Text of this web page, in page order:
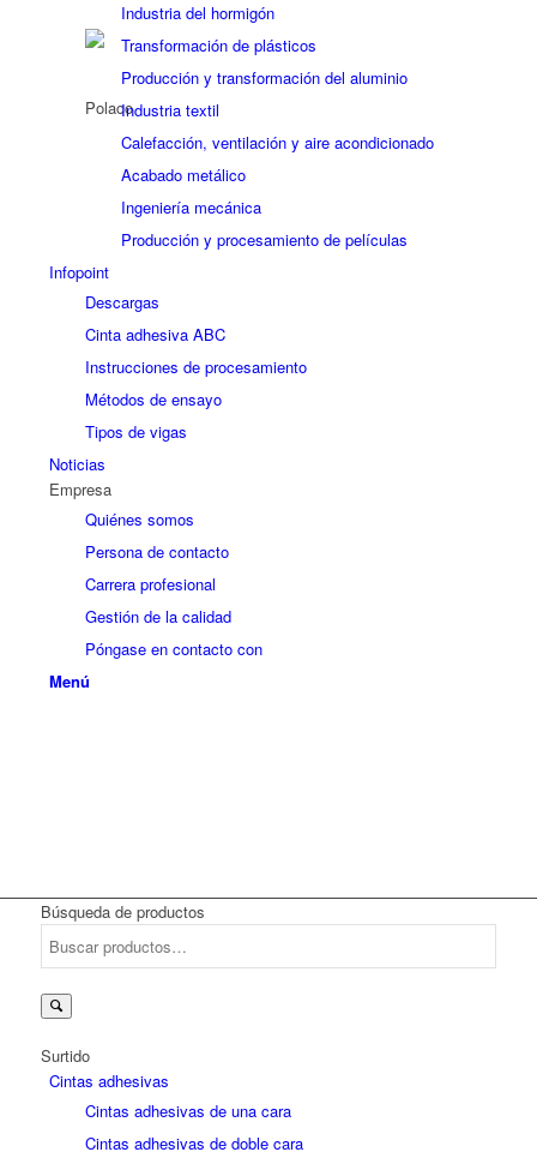
Industria del hormigón
Transformación de plásticos
Producción y transformación del aluminio
Industria textil
Calefacción, ventilación y aire acondicionado
Acabado metálico
Ingeniería mecánica
Producción y procesamiento de películas
Infopoint
Descargas
Cinta adhesiva ABC
Instrucciones de procesamiento
Métodos de ensayo
Tipos de vigas
Noticias
Empresa
Quiénes somos
Persona de contacto
Carrera profesional
Gestión de la calidad
Póngase en contacto con
Menú
Búsqueda de productos
Surtido
Cintas adhesivas
Cintas adhesivas de una cara
Cintas adhesivas de doble cara